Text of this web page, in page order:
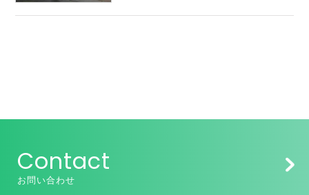
Contact
お問い合わせ